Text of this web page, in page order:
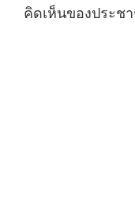
คิดเห็นของประช